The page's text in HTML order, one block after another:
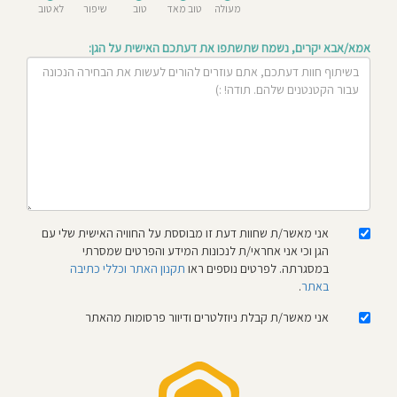
מעולה טוב מאד טוב
שיפור
לא טוב
אמא/אבא יקרים, נשמח שתשתפו את דעתכם האישית על הגן:
אני מאשר/ת שחוות דעת זו מבוססת על החוויה האישית שלי עם
הגן וכי אני אחראי/ת לנכונות המידע והפרטים שמסרתי
במסגרתה. לפרטים נוספים ראו תקנון האתר וכללי כתיבה
באתר.
אני מאשר/ת קבלת ניוזלטרים ודיוור פרסומות מהאתר